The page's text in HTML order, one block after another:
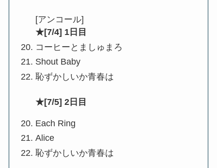
[アンコール]
★[7/4] 1日目
コーヒーとましゅまろ
Shout Baby
恥ずかしいか青春は
★[7/5] 2日目
Each Ring
Alice
恥ずかしいか青春は